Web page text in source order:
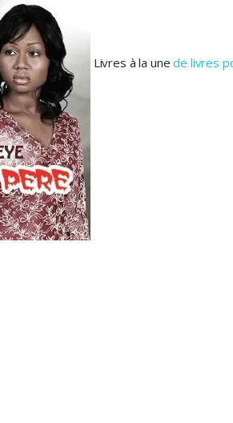
Livres à la unede livres